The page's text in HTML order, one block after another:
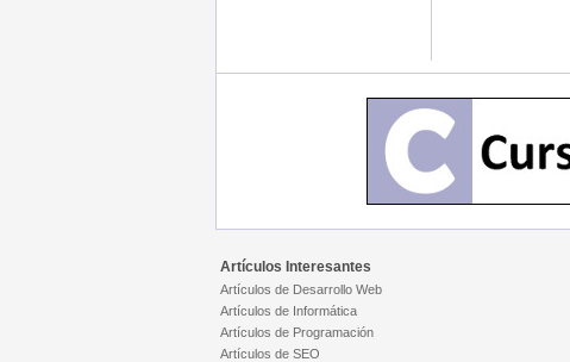
Artículos Interesantes
Artículos de Desarrollo Web
Artículos de Informática
Artículos de Programación
Artículos de SEO